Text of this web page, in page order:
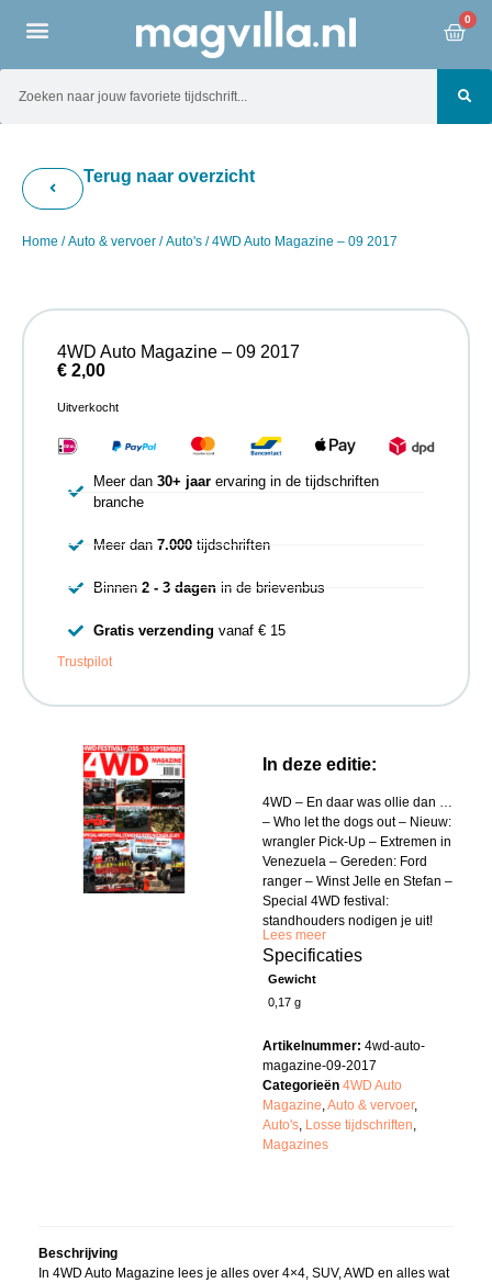
0
Terug naar overzicht
Home /Auto & vervoer /Auto's / 4WD Auto Magazine – 09 2017
In deze editie:
4WD – En daar was ollie dan …
– Who let the dogs out – Nieuw:
wrangler Pick-Up – Extremen in
Venezuela – Gereden: Ford
ranger – Winst Jelle en Stefan –
Special 4WD festival:
standhouders nodigen je uit!
Lees meer
Specificaties
Gewicht
0,17 g
Artikelnummer: 4wd-auto-
magazine-09-2017
Categorieën 4WD Auto
Magazine,Auto & vervoer,
Auto's, Losse tijdschriften,
Magazines
Beschrijving
In 4WD Auto Magazine lees je alles over 4×4, SUV, AWD en alles wat
4WD Auto Magazine – 09 2017
€ 2,00
Uitverkocht
Meer dan 30+ jaarervaring in de tijdschriften
branche
Meer dan 7.000tijdschriften
Binnen 2 - 3 dagenin de brievenbus
Gratis verzending vanaf € 15
Trustpilot